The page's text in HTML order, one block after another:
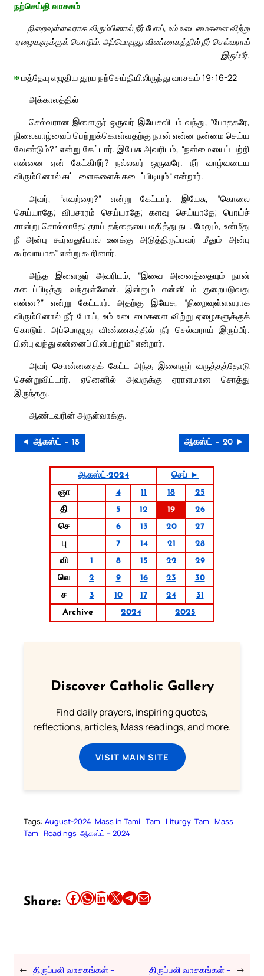
நற்செய்தி வாசகம்
நிறைவுள்ளவராக விரும்பினால் நீர் போய், உம் உடைமைகளை விற்று
ஏழைகளுக்குக் கொடும். அப்பொழுது விண்ணகத்தில் நீர் செல்வராய்
இருப்பீர்.
✠மத்தேயு எழுதிய தூய நற்செய்தியிலிருந்து வாசகம் 19: 16-22
அக்காலத்தில்
செல்வரான இளைஞர் ஒருவர் இயேசுவிடம் வந்து, “போதகரே,
நிலைவாழ்வைப் பெற்றுக்கொள்வதற்கு நான் என்ன நன்மை செய்ய
வேண்டும்?” என்று கேட்டார். இயேசு அவரிடம், “நன்மையைப் பற்றி
என்னை ஏன் கேட்கிறீர்? நல்லவர் ஒருவரே. நீர் வாழ்வடைய
விரும்பினால் கட்டளைகளைக் கடைப்பிடியும்” என்றார்.
அவர், “எவற்றை?” என்று கேட்டார். இயேசு, “கொலை
செய்யாதே; விபசாரம் செய்யாதே; களவு செய்யாதே; பொய்ச்
சான்று சொல்லாதே; தாய் தந்தையை மதித்து நட. மேலும், உன்மீது
நீ அன்பு கூர்வதுபோல் உனக்கு அடுத்திருப்பவர் மீதும் அன்பு
கூர்வாயாக” என்று கூறினார்.
அந்த இளைஞர் அவரிடம், “இவை அனைத்தையும் நான்
கடைப்பிடித்து வந்துள்ளேன். இன்னும் என்னிடம் குறைபடுவது
என்ன?” என்று கேட்டார். அதற்கு இயேசு, “நிறைவுள்ளவராக
விரும்பினால் நீர் போய், உம் உடைமைகளை விற்று ஏழைகளுக்குக்
கொடும். அப்பொழுது விண்ணகத்தில் நீர் செல்வராய் இருப்பீர்.
பின்பு வந்து என்னைப் பின்பற்றும்” என்றார்.
அவர் சொன்னதைக் கேட்ட அந்த இளைஞர் வருத்தத்தோடு
சென்றுவிட்டார். ஏனெனில் அவருக்கு ஏராளமான சொத்து
இருந்தது.
ஆண்டவரின் அருள்வாக்கு.
◄ ஆகஸ்ட் – 18 ஆகஸ்ட் – 20 ►
ஆகஸ்ட்-2024
செப் ►
ஞா
4 11 18
25
தி
5 12 19
26
செ
6 13 20
27
பு
7 14 21
28
வி
1 8 15 22
29
வெ
2 9 16 23
30
ச
3 10 17 24
31
Archive
2024 2025
Discover Catholic Gallery
Find daily prayers, inspiring quotes,
reflections, articles, Mass readings, and more.
VISIT MAIN SITE
Tags: August-2024 Mass in Tamil Tamil Liturgy Tamil Mass
Tamil Readings ஆகஸ்ட் – 2024
Share: Share this article on Facebook Share this article on WhatsApp Share this article on LinkedIn Share this article on X Share this article on TelegramEmail this Article
← திருப்பலி வாசகங்கள் –
திருப்பலி வாசகங்கள் – →